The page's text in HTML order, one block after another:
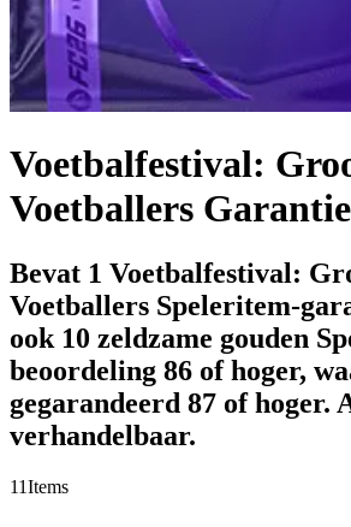
Voetbalfestival:
Voetballers
Bevat 1 Voetbalfestival:
Voetballers Speleritem-
ook 10 zeldzame gouden
beoordeling 86 of hoger,
gegarandeerd 87 of hoger.
verhandelbaar.
11Items